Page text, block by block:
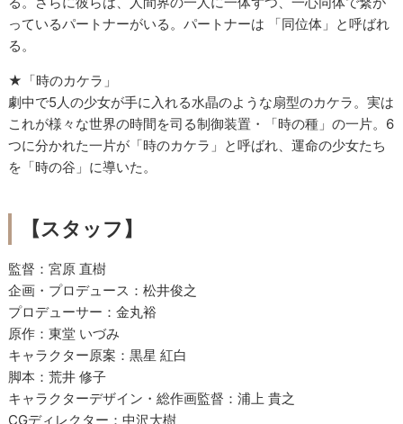
っているパートナーがいる。パートナーは 「同位体」と呼ばれ
る。
★「時のカケラ」
劇中で5人の少女が手に入れる水晶のような扇型のカケラ。実は
これが様々な世界の時間を司る制御装置・「時の種」の一片。6
つに分かれた一片が「時のカケラ」と呼ばれ、運命の少女たち
を「時の谷」に導いた。
【スタッフ】
監督：宮原 直樹
企画・プロデュース：松井俊之
プロデューサー：金丸裕
原作：東堂 いづみ
キャラクター原案：黒星 紅白
脚本：荒井 修子
キャラクターデザイン・総作画監督：浦上 貴之
CGディレクター：中沢大樹